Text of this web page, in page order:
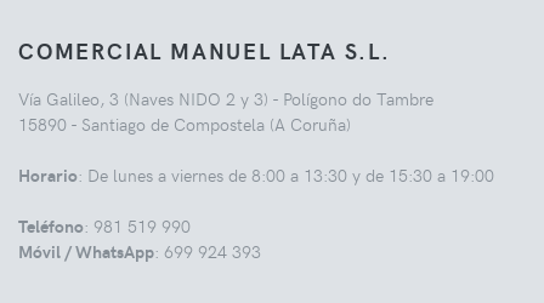
COMERCIAL MANUEL LATA S.L.
Vía Galileo, 3 (Naves NIDO 2 y 3) - Polígono do Tambre
15890 - Santiago de Compostela (A Coruña)
Horario: De lunes a viernes de 8:00 a 13:30 y de 15:30 a 19:00
Teléfono: 981 519 990
Móvil / WhatsApp: 699 924 393